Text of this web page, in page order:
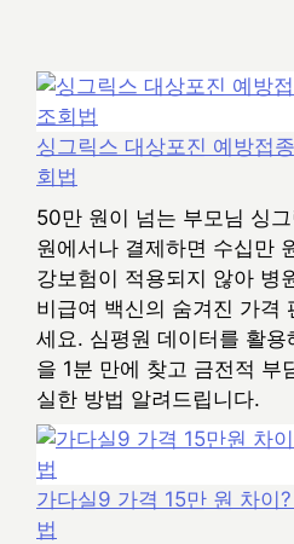
싱그릭스 대상포진 예방접
회법
50만 원이 넘는 부모님 싱
원에서나 결제하면 수십만
강보험이 적용되지 않아 병
비급여 백신의 숨겨진 가격
세요. 심평원 데이터를 활
을 1분 만에 찾고 금전적 부
실한 방법 알려드립니다.
가다실9 가격 15만 원 차이
법